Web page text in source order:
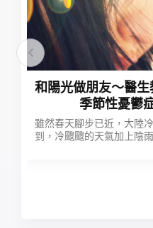
續續報
多多留
「ESG永
應鏈
確保利害關